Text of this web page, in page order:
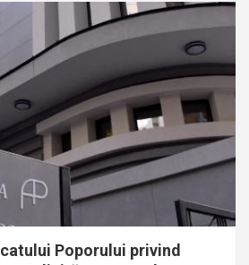
Poporului privind